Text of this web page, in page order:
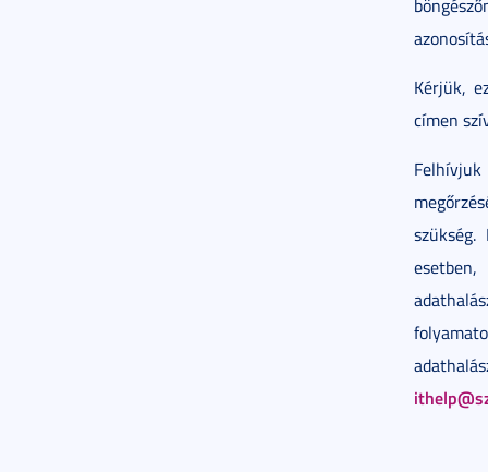
Kérjük,
címen